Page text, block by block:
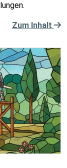
Zum Inhalt